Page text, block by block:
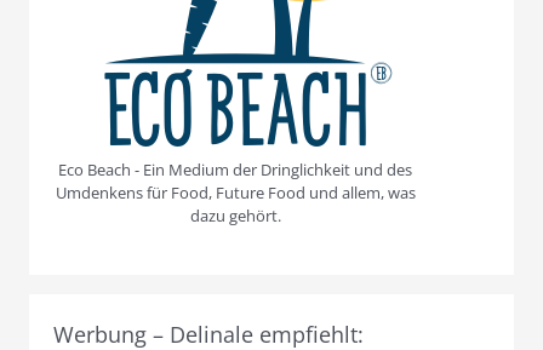
Eco Beach - Ein Medium der Dringlichkeit und des
Umdenkens für Food, Future Food und allem, was
dazu gehört.
Werbung – Delinale empfiehlt: